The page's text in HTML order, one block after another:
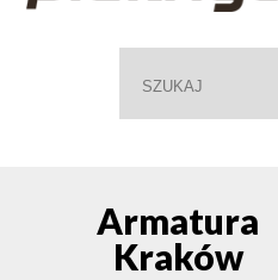
Armatura
Kraków